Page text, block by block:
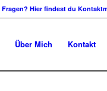
Fragen? Hier findest du
Über Mich Kontakt